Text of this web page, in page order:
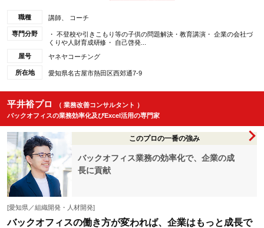
職種 講師、 コーチ
専門分野
・ 不登校や引きこもり等の子供の問題解決・教育講演・ 企業の会社づ
くりや人財育成研修・ 自己啓発...
屋号
ヤネヤコーチング
所在地 愛知県名古屋市熱田区西郊通7-9
平井裕プロ
（ 業務改善コンサルタント ）
バックオフィスの業務効率化及びExcel活用の専門家
このプロの一番の強み
バックオフィス業務の効率化で、企業の成
長に貢献
[愛知県／組織開発・人材開発]
バックオフィスの働き方が変われば、企業はもっと成長で